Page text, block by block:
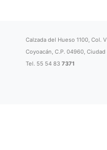
Calzada del Hueso 1100, Col.
Coyoacán, C.P. 04960,
Tel. 55 54 837371